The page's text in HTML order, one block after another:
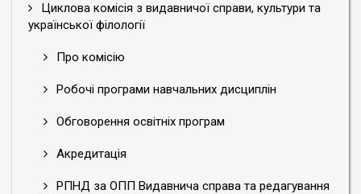
Циклова комісія з видавничої справи, культури та
української філології
Про комісію
Робочі програми навчальних дисциплін
Обговорення освітніх програм
Акредитація
РПНД за ОПП Видавнича справа та редагування